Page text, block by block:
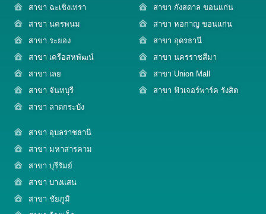
สาขา ฉะเชิงเทรา
สาขา นครพนม
สาขา ระยอง
สาขา เครือสหพัฒน์
สาขา เลย
สาขา จันทบุรี
สาขา ลาดกระบัง
สาขา กังสดาล ขอนแก่น
สาขา หอกาญ ขอนแก่น
สาขา อุดรธานี
สาขา นครราชสีมา
สาขา Union Mall
สาขา ฟิวเจอร์พาร์ค รังสิต
สาขา อุบลราชธานี
สาขา มหาสารคาม
สาขา บุรีรัมย์
สาขา บางแสน
สาขา ชัยภูมิ